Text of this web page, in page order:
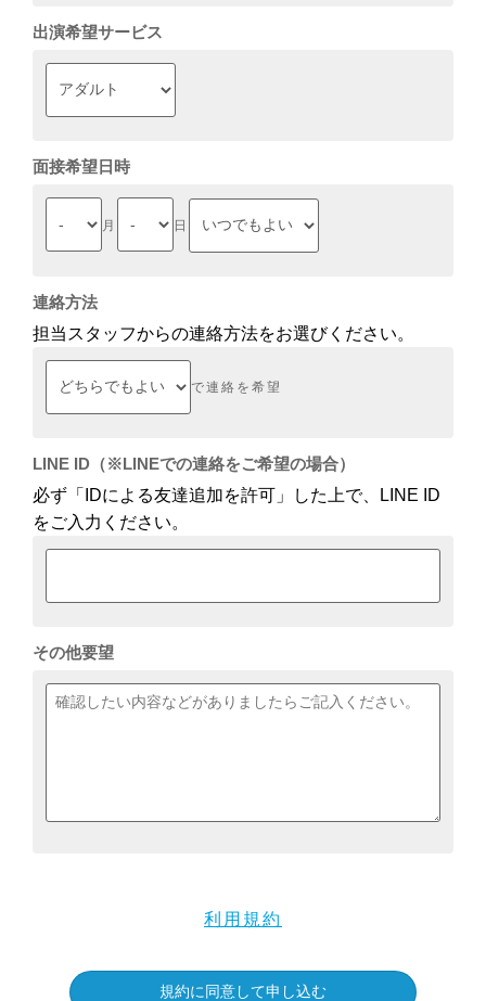
出演希望サービス
面接希望日時
月 日
連絡方法
担当スタッフからの連絡方法をお選びください。
で連絡を希望
LINE ID（※LINEでの連絡をご希望の場合）
必ず「IDによる友達追加を許可」した上で、LINE ID
をご入力ください。
その他要望
利用規約